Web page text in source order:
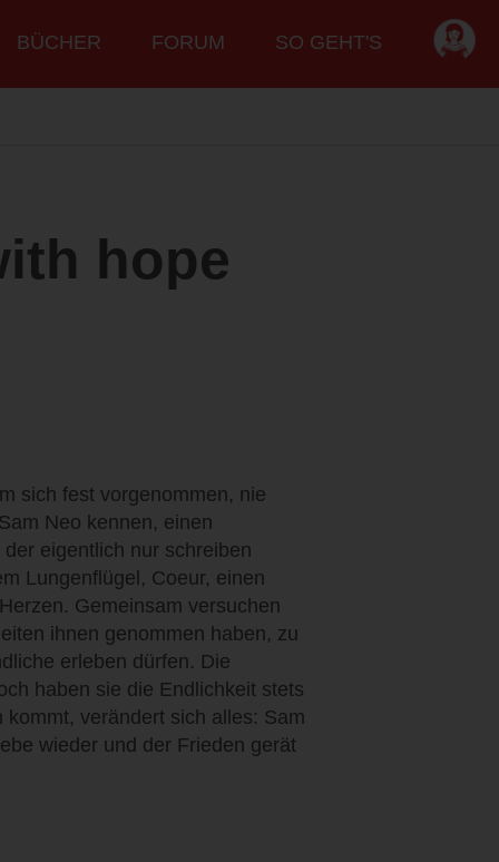
BÜCHER FORUM SO GEHT'S
hope
sich fest vorgenommen, nie
Neo kennen, einen
eigentlich nur schreiben
Lungenflügel, Coeur, einen
Gemeinsam versuchen
ihnen genommen haben, zu
erleben dürfen. Die
haben sie die Endlichkeit stets
verändert sich alles: Sam
wieder und der Frieden gerät